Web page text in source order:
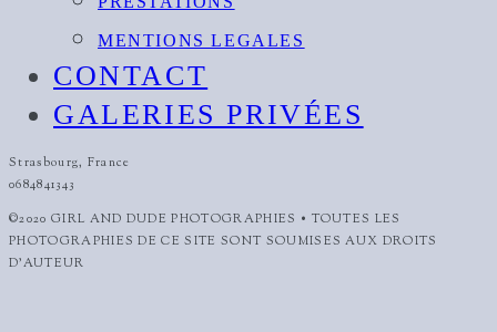
MENTIONS LEGALES
CONTACT
GALERIES PRIVÉES
Strasbourg, France
0684841343
©2020 GIRL AND DUDE PHOTOGRAPHIES • TOUTES LES
PHOTOGRAPHIES DE CE SITE SONT SOUMISES AUX DROITS
D'AUTEUR